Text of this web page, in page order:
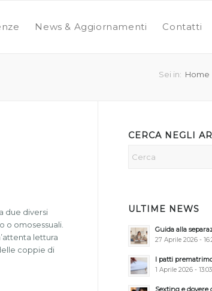
News & Aggiornamenti Contatti
Sei in: Home
due diversi
o omosessuali.
lettura
coppie di
CERCA NEGLI
ULTIME NEWS
Guida alla
27 Aprile 2026 -
I patti
1 Aprile 2026 - 13:03
Sexting e dovere